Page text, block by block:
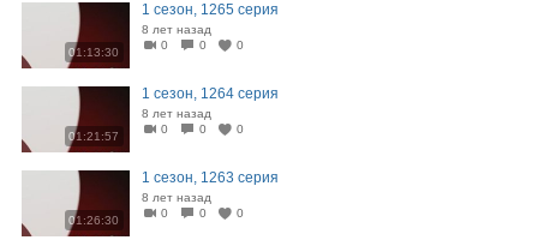
01:13:30
1 сезон, 1265 серия
8 лет назад
0
0 0
01:21:57
1 сезон, 1264 серия
8 лет назад
0
0 0
01:26:30
1 сезон, 1263 серия
8 лет назад
0
0 0